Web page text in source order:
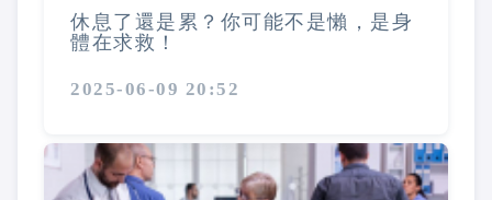
休息了還是累？你可能不是懶，是身
體在求救！
2025-06-09 20:52